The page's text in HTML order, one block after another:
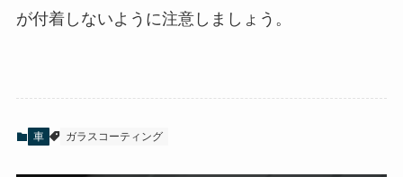
が付着しないように注意しましょう。
車 ガラスコーティング